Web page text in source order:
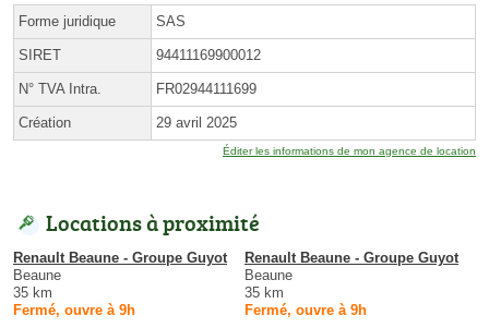
Forme juridique SAS
SIRET 94411169900012
N° TVA Intra. FR02944111699
Création 29 avril 2025
Éditer les informations de mon agence de location
Locations à proximité
Renault Beaune - Groupe Guyot
Beaune
35 km
Fermé, ouvre à 9h
Renault Beaune - Groupe Guyot
Beaune
35 km
Fermé, ouvre à 9h